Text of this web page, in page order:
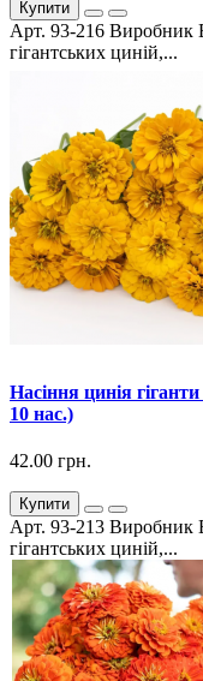
Купити
Арт. 93-216 Виробник
гігантських циній,...
Насіння цинія
10 нас.)
42.00 грн.
Купити
Арт. 93-213 Виробник
гігантських циній,...